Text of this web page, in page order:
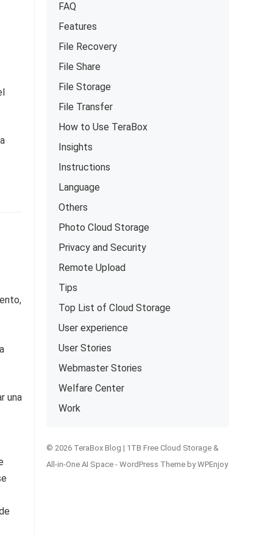
una
FAQ
Features
File Recovery
File Share
File Storage
File Transfer
How to Use TeraBox
Insights
Instructions
Language
Others
Photo Cloud Storage
Privacy and Security
Remote Upload
Tips
Top List of Cloud Storage
User experience
User Stories
Webmaster Stories
Welfare Center
Work
© 2026 TeraBox Blog | 1TB Free Cloud Storage &
All-in-One AI Space - WordPress Theme byWPEnjoy